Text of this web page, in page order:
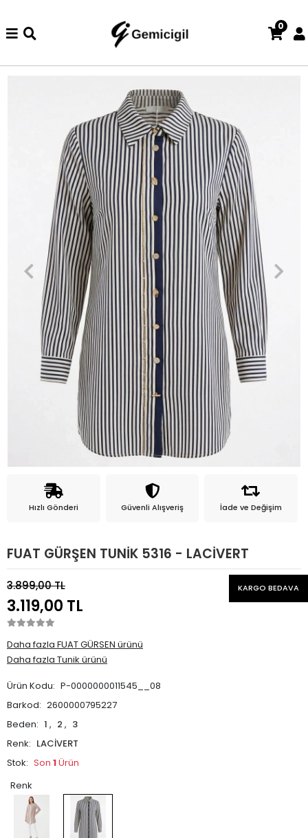
iade ve değişim işlemi yoktur.
0
Hızlı Gönderi Güvenli Alışveriş İade ve Değişim
FUAT GÜRŞEN TUNİK 5316 - LACİVERT
3.899,00 TL
3.119,00 TL
KARGO BEDAVA
Daha fazla FUAT GÜRSEN ürünü
Daha fazla Tunik ürünü
Ürün Kodu: P-0000000011545__08
Barkod: 2600000795227
Beden: 1 , 2 , 3
Renk: LACİVERT
Stok: Son 1Ürün
Renk